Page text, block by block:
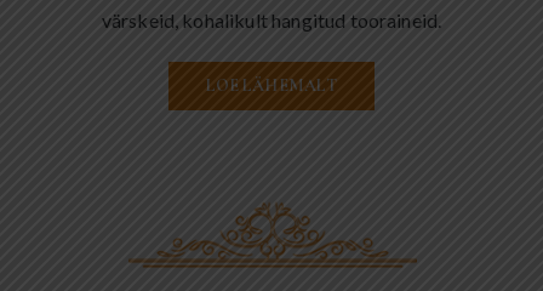
värskeid, kohalikult hangitud tooraineid.
LOE LÄHEMALT